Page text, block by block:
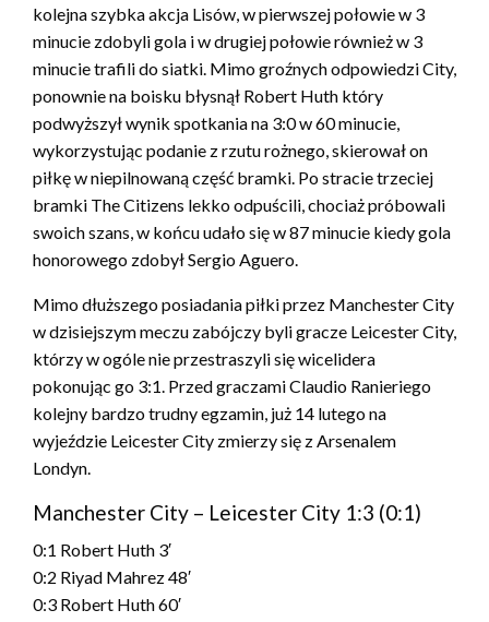
kolejna szybka akcja Lisów, w pierwszej połowie w 3
minucie zdobyli gola i w drugiej połowie również w 3
minucie trafili do siatki. Mimo groźnych odpowiedzi City,
ponownie na boisku błysnął Robert Huth który
podwyższył wynik spotkania na 3:0 w 60 minucie,
wykorzystując podanie z rzutu rożnego, skierował on
piłkę w niepilnowaną część bramki. Po stracie trzeciej
bramki The Citizens lekko odpuścili, chociaż próbowali
swoich szans, w końcu udało się w 87 minucie kiedy gola
honorowego zdobył Sergio Aguero.
Mimo dłuższego posiadania piłki przez Manchester City
w dzisiejszym meczu zabójczy byli gracze Leicester City,
którzy w ogóle nie przestraszyli się wicelidera
pokonując go 3:1. Przed graczami Claudio Ranieriego
kolejny bardzo trudny egzamin, już 14 lutego na
wyjeździe Leicester City zmierzy się z Arsenalem
Londyn.
Manchester City – Leicester City 1:3 (0:1)
0:1 Robert Huth 3′
0:2 Riyad Mahrez 48′
0:3 Robert Huth 60′